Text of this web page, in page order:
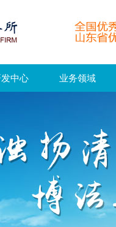
中心 业务领域